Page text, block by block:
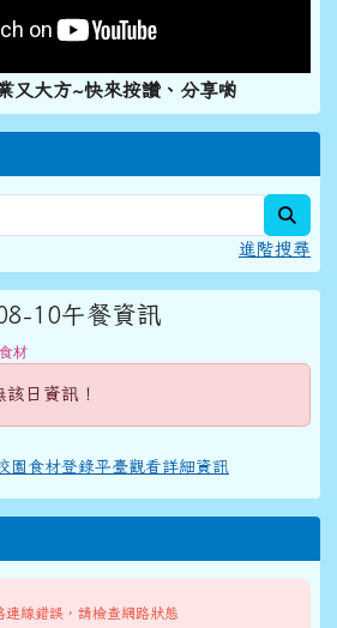
又大方~快來按讚、分享喲
進階搜尋
10午餐資訊
材
日資訊！
園食材登錄平臺觀看詳細資訊
線錯誤，請檢查網路狀態